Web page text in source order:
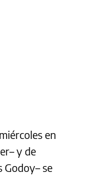
en
y de
Godoy– se